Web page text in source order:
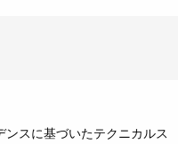
ンスに基づいたテクニカルス